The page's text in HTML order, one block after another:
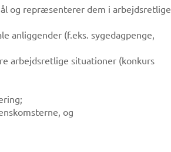
og repræsenterer dem i arbejdsretlige
anliggender (f.eks. sygedagpenge,
arbejdsretlige situationer (konkurs
og